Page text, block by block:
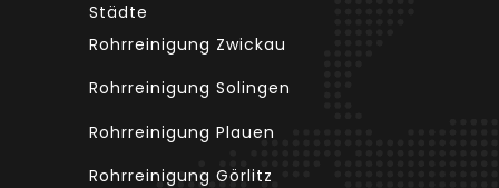
Städte
Rohrreinigung Zwickau
Rohrreinigung Solingen
Rohrreinigung Plauen
Rohrreinigung Görlitz